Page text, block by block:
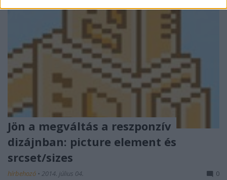
Jön a megváltás a reszponzív
dizájnban: picture element és
srcset/sizes
hírbehozó • 2014. július 04. 0